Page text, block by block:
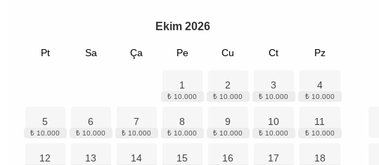
Ekim 2026
Pt Sa Ça Pe Cu Ct Pz
1 2 3 4
5 6 7 8 9 10 11
12 13 14 15 16 17 18